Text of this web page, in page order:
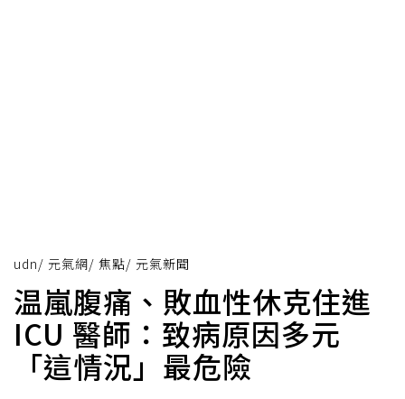
udn/ 元氣網/ 焦點/ 元氣新聞
温嵐腹痛、敗血性休克住進
ICU 醫師：致病原因多元
「這情況」最危險